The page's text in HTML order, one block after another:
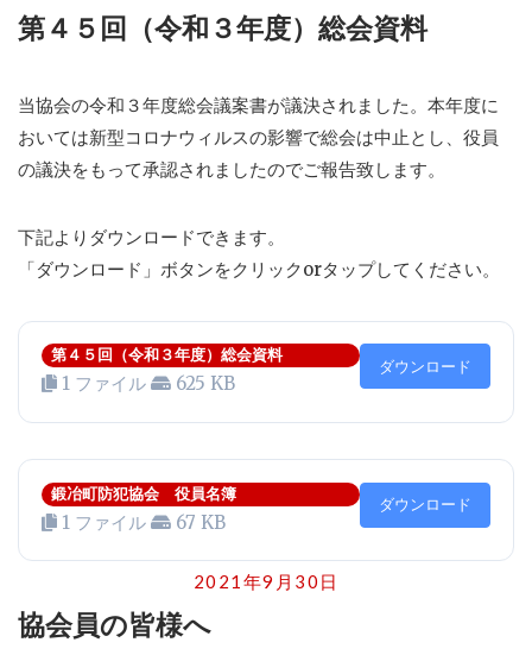
第４５回（令和３年度）総会資料
当協会の令和３年度総会議案書が議決されました。本年度に
おいては新型コロナウィルスの影響で総会は中止とし、役員
の議決をもって承認されましたのでご報告致します。
下記よりダウンロードできます。
「ダウンロード」ボタンをクリックorタップしてください。
第４５回（令和３年度）総会資料
1 ファイル 625 KB
ダウンロード
鍛冶町防犯協会 役員名簿
1 ファイル 67 KB
ダウンロード
2021年9月30日
協会員の皆様へ